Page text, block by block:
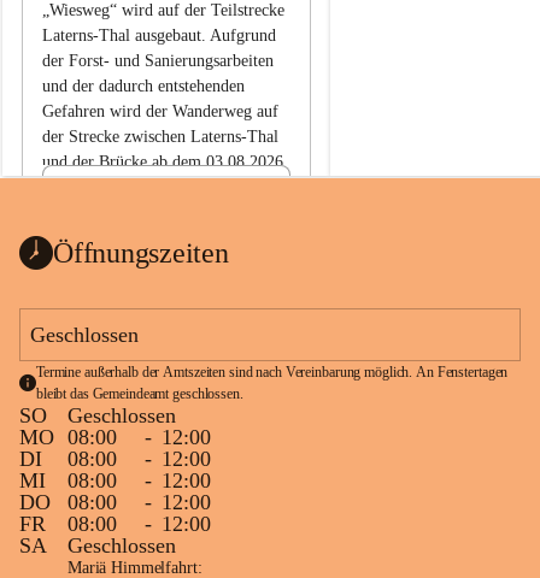
„Wiesweg“ wird auf der Teilstrecke
Laterns-Thal ausgebaut. Aufgrund
der Forst- und Sanierungsarbeiten
und der dadurch entstehenden
Gefahren wird der Wanderweg auf
der Strecke zwischen Laterns-Thal
und der Brücke ab dem 03.08.2026
ht
1 Seite•0,1 MB
Öffnungszeiten
Geschlossen
Termine außerhalb der Amtszeiten sind nach Vereinbarung möglich. An Fenstertagen
bleibt das Gemeindeamt geschlossen.
SO
Geschlossen
MO 08:00 - 12:00
DI
08:00 - 12:00
MI
08:00 - 12:00
DO
08:00 - 12:00
FR
08:00 - 12:00
SA
Geschlossen
Mariä Himmelfahrt: